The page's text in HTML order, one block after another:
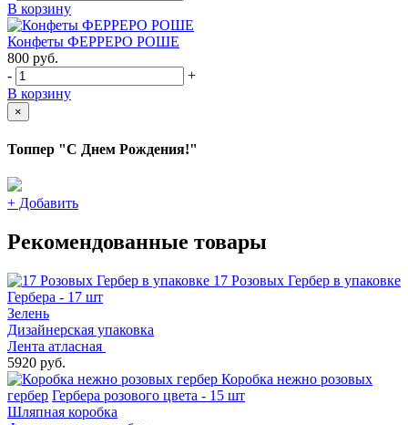
В корзину
Конфеты ФЕРРЕРО РОШЕ
800 руб.
-
+
В корзину
×
Топпер "С Днем Рождения!"
+ Добавить
Рекомендованные товары
17 Розовых Гербер в упаковке
Гербера - 17 шт
Зелень
Дизайнерская упаковка
Лента атласная
5920 руб.
Коробка нежно розовых
гербер Гербера розового цвета - 15 шт
Шляпная коробка